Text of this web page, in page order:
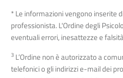
* Le informazioni vengono inserite
professionista. L'Ordine degli
eventuali errori, inesattezze e
3 L’Ordine non è autorizzato a
telefonici o gli indirizzi e-mail dei